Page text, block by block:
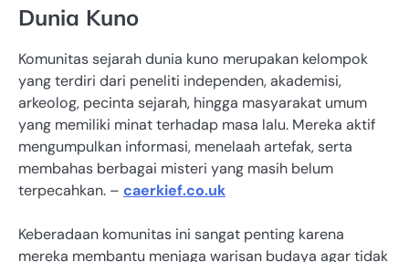
Dunia Kuno
Komunitas sejarah dunia kuno merupakan kelompok
yang terdiri dari peneliti independen, akademisi,
arkeolog, pecinta sejarah, hingga masyarakat umum
yang memiliki minat terhadap masa lalu. Mereka aktif
mengumpulkan informasi, menelaah artefak, serta
membahas berbagai misteri yang masih belum
terpecahkan. – caerkief.co.uk
Keberadaan komunitas ini sangat penting karena
mereka membantu menjaga warisan budaya agar tidak